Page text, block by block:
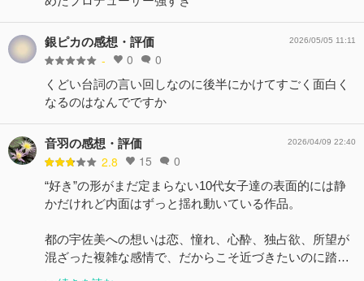
銀ピカの感想・評価
- 0 0
2026/05/05 11:11
くどい台詞の言い回しなのに後半にかけてすごく面白く
なるのはなんでですか
音羽の感想・評価
2.8 15 0
2026/04/09 22:40
“好き”の形がまだ定まらない10代女子達の表面的には静
かだけれど内面はずっと揺れ動いている作品。
都の宇佐美への想いは恋、憧れ、心酔、独占欲、所望が
混ざった複雑な感情で、だからこそ近づきたいのに踏…